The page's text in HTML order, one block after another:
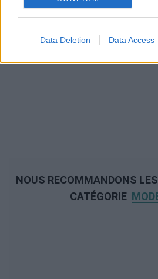
Data Deletion Data Access
NOUS RECOMMANDONS
CATÉGORIE